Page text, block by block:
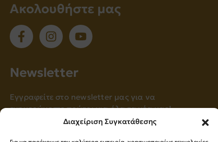
Διαχείριση Συγκατάθεσης
Ακολουθήστε μας
Νewsletter
Εγγραφείτε στο newsletter μας για να
ενημερώνεστε πρώτοι για όλα τα νέα μας!